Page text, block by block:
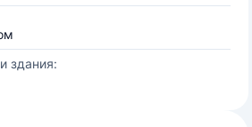
здания: